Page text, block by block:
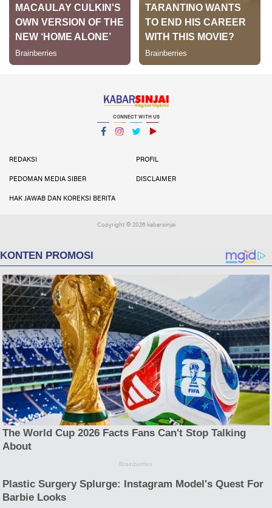
CONNECT WITH US
REDAKSI
PROFIL
PEDOMAN MEDIA SIBER DISCLAIMER
HAK JAWAB DAN KOREKSI BERITA
Copyright © 2026 kabarsinjai